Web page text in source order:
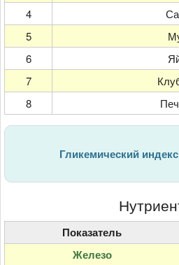
4
5
6
7
8
Гликемический
Показатель
Железо